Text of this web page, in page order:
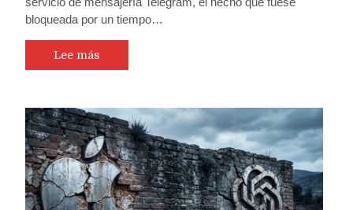
bloqueada por un tiempo…
Lee más